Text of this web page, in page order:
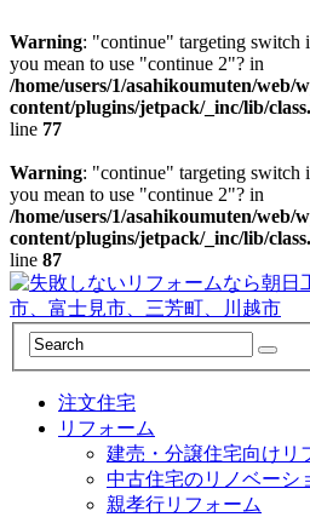
Warning: "continue" targeting switch
you mean to use "continue 2"? in
/home/users/1/asahikoumuten/web/
content/plugins/jetpack/_inc/lib/
line 77
Warning: "continue" targeting switch
you mean to use "continue 2"? in
/home/users/1/asahikoumuten/web/
content/plugins/jetpack/_inc/lib/
line 87
注文住宅
リフォーム
建売・分譲住宅向けリ
中古住宅のリノベーシ
親孝行リフォーム